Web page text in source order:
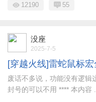
12190 55
没座
2025-7-5
[穿越火线]雷蛇鼠标宏
废话不多说，功能没有逻辑
封号的可以不用 **** 本内容 ...